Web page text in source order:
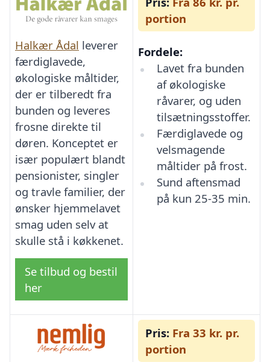
Halkær Ådal leverer
færdiglavede,
økologiske måltider,
der er tilberedt fra
bunden og leveres
frosne direkte til
døren. Konceptet er
især populært blandt
pensionister, singler
og travle familier, der
ønsker hjemmelavet
smag uden selv at
skulle stå i køkkenet.
Se tilbud og bestil
her
portion
Fordele:
Lavet fra bunden
af økologiske
råvarer, og uden
tilsætningsstoffer.
Færdiglavede og
velsmagende
måltider på frost.
Sund aftensmad
på kun 25-35 min.
Pris: Fra 33 kr. pr.
portion